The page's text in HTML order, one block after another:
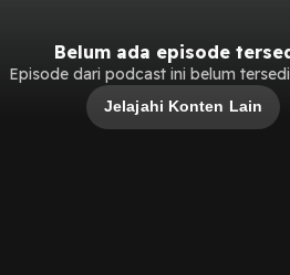
Belum ada episode
Episode dari podcast ini belum
Jelajahi Konten Lain